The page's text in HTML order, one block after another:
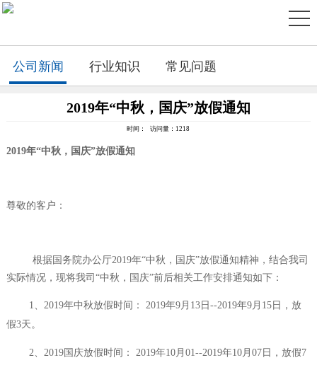
公司新闻 行业知识 常见问题
2019年“中秋，国庆”放假通知
时间： 访问量：1218
2019年“中秋，国庆”放假通知
尊敬的客户：
根据国务院办公厅2019年“中秋，国庆”放假通知精神，结合我司
实际情况，现将我司“中秋，国庆”前后相关工作安排通知如下：
1、 2019年中秋放假时间： 2019年9月13日--2019年9月15日，放
假3天。
2、2019国庆放假时间： 2019年10月01--2019年10月07日，放假7